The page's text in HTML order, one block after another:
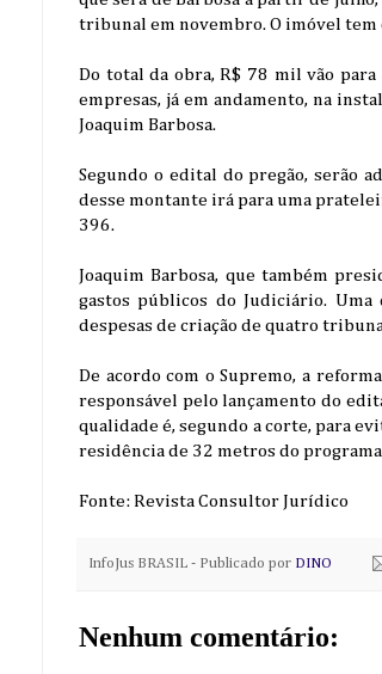
tribunal em novembro. O imóvel tem
Do total da obra, R$ 78 mil vão
empresas, já em andamento, na
Joaquim Barbosa.
Segundo o edital do pregão, serão
desse montante irá para uma
396.
Joaquim Barbosa, que também
gastos públicos do Judiciário.
despesas de criação de quatro
De acordo com o Supremo, a
responsável pelo lançamento do
qualidade é, segundo a corte, para
residência de 32 metros do
Fonte: Revista Consultor Jurídico
InfoJus BRASIL - Publicado por DINO
Nenhum comentário: